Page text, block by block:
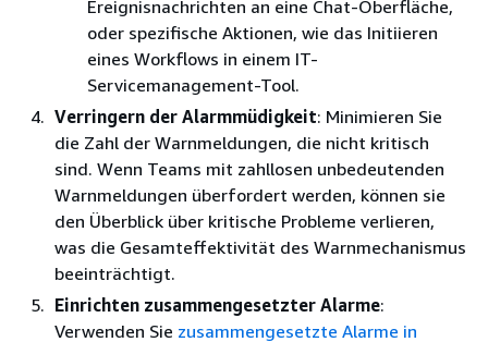
Ereignisnachrichten an eine Chat-Oberfläche,
oder spezifische Aktionen, wie das Initiieren
eines Workflows in einem IT-
Servicemanagement-Tool.
Verringern der Alarmmüdigkeit: Minimieren Sie
die Zahl der Warnmeldungen, die nicht kritisch
sind. Wenn Teams mit zahllosen unbedeutenden
Warnmeldungen überfordert werden, können sie
den Überblick über kritische Probleme verlieren,
was die Gesamteffektivität des Warnmechanismus
beeinträchtigt.
Einrichten zusammengesetzter Alarme:
Verwenden Sie zusammengesetzte Alarme in